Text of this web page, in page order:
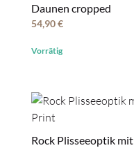
Daunen cropped
54,90€
Vorrätig
Rock Plisseeoptik mit